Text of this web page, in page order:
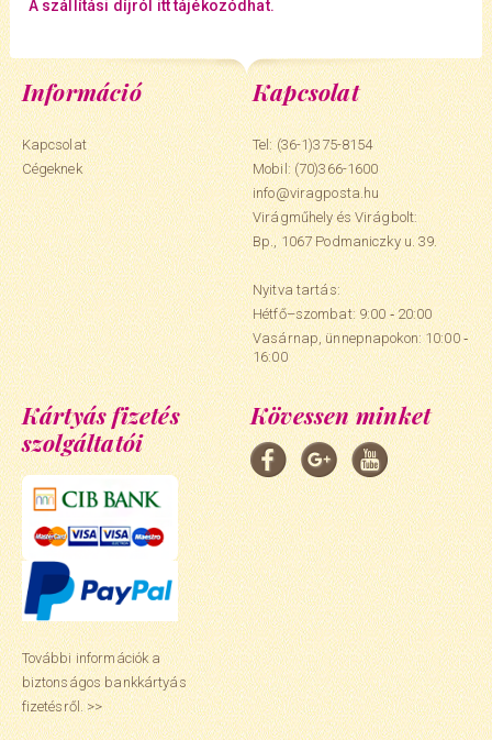
A szállítási díjról itt tájékozódhat.
Információ
Kapcsolat
Cégeknek
Kapcsolat
Tel: (36-1)375-8154
Mobil:(70)366-1600
info@viragposta.hu
Virágműhely és Virágbolt:
Bp., 1067 Podmaniczky u. 39.
Nyitva tartás:
Hétfő–szombat: 9:00 ‑ 20:00
Vasárnap, ünnepnapokon: 10:00 ‑
16:00
Kártyás fizetés
szolgáltatói
További információk a
biztonságos bankkártyás
fizetésről. >>
Kövessen minket